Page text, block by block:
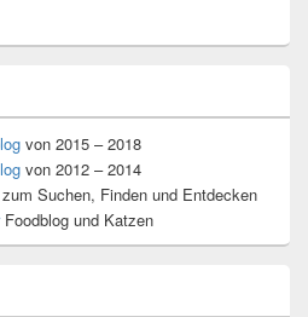
von 2015 – 2018
von 2012 – 2014
Suchen, Finden und Entdecken
Foodblog und Katzen